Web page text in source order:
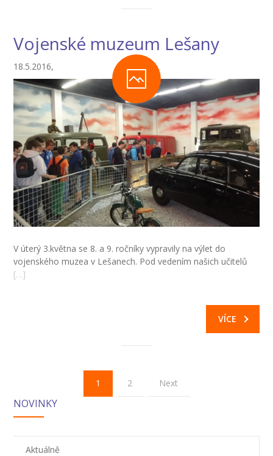
Vojenské muzeum Lešany
18.5.2016,
V úterý 3.května se 8. a 9. ročníky vypravily na výlet do
vojenského muzea v Lešanech. Pod vedením našich učitelů
[…]
VÍCE
1 2 Next
NOVINKY
Aktuálně